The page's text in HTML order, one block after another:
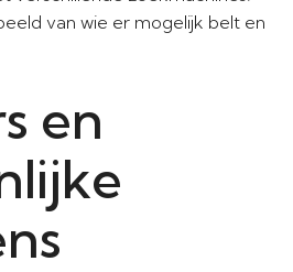
van wie er mogelijk belt en
en